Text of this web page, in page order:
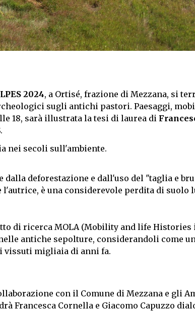
2024, a Ortisé, frazione di Mezzana, si
sugli antichi pastori. Paesaggi,
18, sarà illustrata la tesi di laurea di
nei secoli sull'ambiente.
deforestazione e dall'uso del "taglia e
è una considerevole perdita di suolo
di ricerca MOLA (Mobility and life Histories
antiche sepolture, considerandoli come
vissuti migliaia di anni fa.
con il Comune di Mezzana e gli
Francesca Cornella e Giacomo Capuzzo